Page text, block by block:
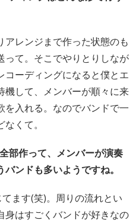
アレンジまで作った状態のも
って。そこでやりとりしなが
コーディングになると僕とエ
機して、メンバーが順々に来
を入れる。なのでバンドで一
くて。
部作って、メンバーが演奏
ンドも多いようですね。
ます(笑)。周りの流れとい
身はすごくバンドが好きなの